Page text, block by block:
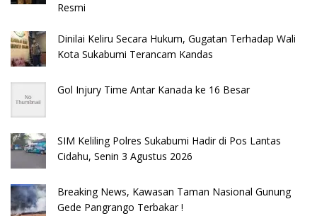
Resmi
Dinilai Keliru Secara Hukum, Gugatan Terhadap Wali
Kota Sukabumi Terancam Kandas
Gol Injury Time Antar Kanada ke 16 Besar
SIM Keliling Polres Sukabumi Hadir di Pos Lantas
Cidahu, Senin 3 Agustus 2026
Breaking News, Kawasan Taman Nasional Gunung
Gede Pangrango Terbakar !